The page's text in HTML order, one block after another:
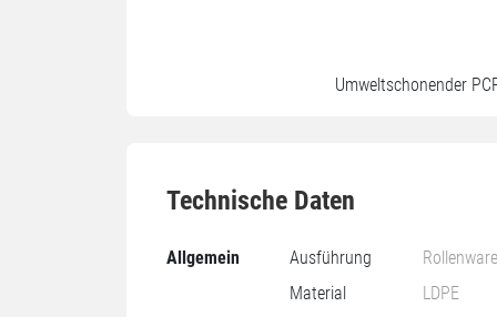
Umweltschonender
Technische Daten
Allgemein Ausführung
Rollenware
Material
LDPE